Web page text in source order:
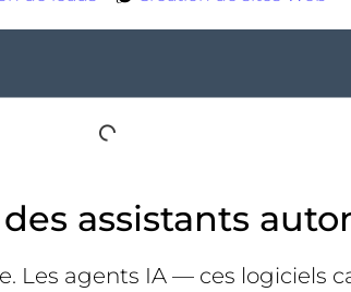
assistants
agents IA — ces logiciels